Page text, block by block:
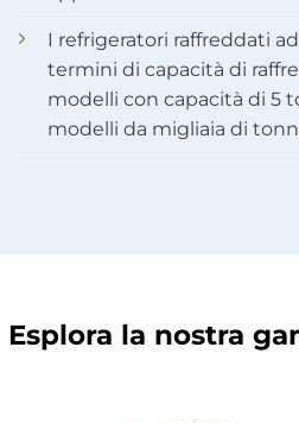
I refrigeratori raffreddati
termini di capacità di
modelli con capacità di 5
modelli da migliaia di
Esplora la nostra